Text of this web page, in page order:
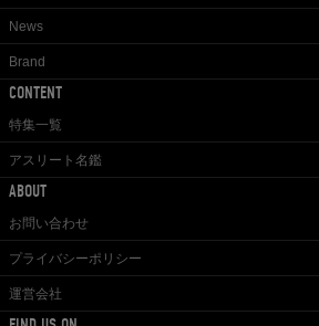
News
Brand
CONTENT
特集一覧
アスリート名鑑
ABOUT
お問い合わせ
プライバシーポリシー
運営会社